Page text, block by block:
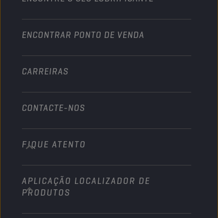
Indústria
Náutico
Pesados
ENCONTRAR PONTO DE VENDA
CARREIRAS
CONTACTE-NOS
info@championlubes.com
+32 3 870 00 20
Georges Gilliotstraat, 52 2620 Hemiksem
Belgium
FIQUE ATENTO
APLICAÇÃO LOCALIZADOR DE
PRODUTOS